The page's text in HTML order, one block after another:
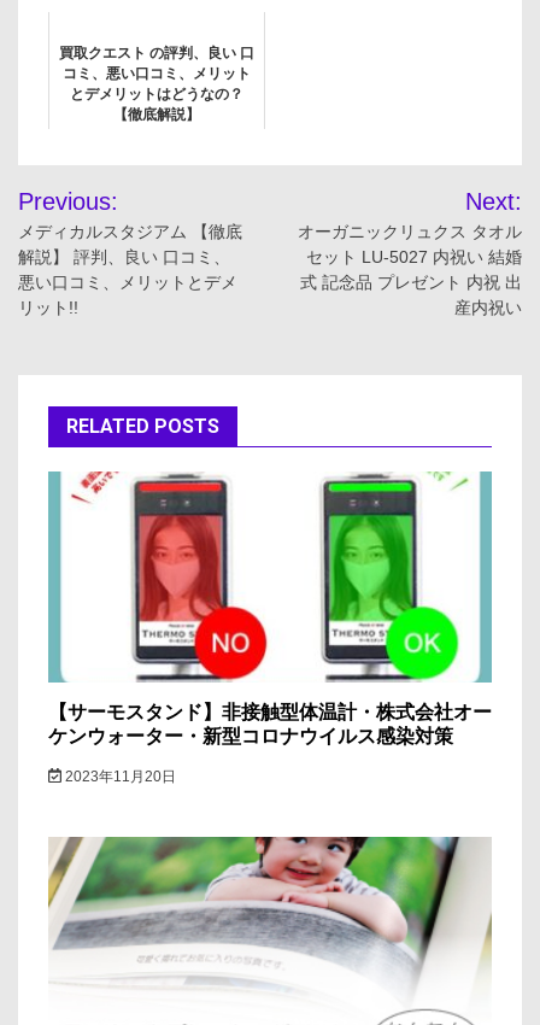
買取クエスト の評判、良い 口
コミ、悪い口コミ、メリット
とデメリットはどうなの？
【徹底解説】
投
稿
ナ
ー
シ
Previous:
メディカルスタジアム 【徹底
解説】 評判、良い 口コミ、
悪い口コミ、メリットとデメ
リット!!
Next:
オーガニックリュクス タオル
セット LU-5027 内祝い 結婚
式 記念品 プレゼント 内祝 出
産内祝い
RELATED POSTS
【サーモスタンド】非接触型体温計・株式会社オー
ケンウォーター・新型コロナウイルス感染対策
2023年11月20日